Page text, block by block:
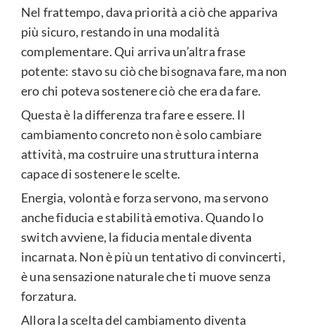
Nel frattempo, dava priorità a ciò che appariva
più sicuro, restando in una modalità
complementare. Qui arriva un’altra frase
potente: stavo su ciò che bisognava fare, ma non
ero chi poteva sostenere ciò che era da fare.
Questa è la differenza tra fare e essere. Il
cambiamento concreto non è solo cambiare
attività, ma costruire una struttura interna
capace di sostenere le scelte.
Energia, volontà e forza servono, ma servono
anche fiducia e stabilità emotiva. Quando lo
switch avviene, la fiducia mentale diventa
incarnata. Non è più un tentativo di convincerti,
è una sensazione naturale che ti muove senza
forzatura.
Allora la scelta del cambiamento diventa